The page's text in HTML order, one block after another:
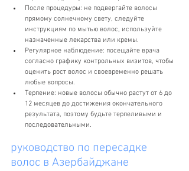
После процедуры: не подвергайте волосы
прямому солнечному свету, следуйте
инструкциям по мытью волос, используйте
назначенные лекарства или кремы.
Регулярное наблюдение: посещайте врача
согласно графику контрольных визитов, чтобы
оценить рост волос и своевременно решать
любые вопросы.
Терпение: новые волосы обычно растут от 6 до
12 месяцев до достижения окончательного
результата, поэтому будьте терпеливыми и
последовательными.
руководство по пересадке
волос в Азербайджане